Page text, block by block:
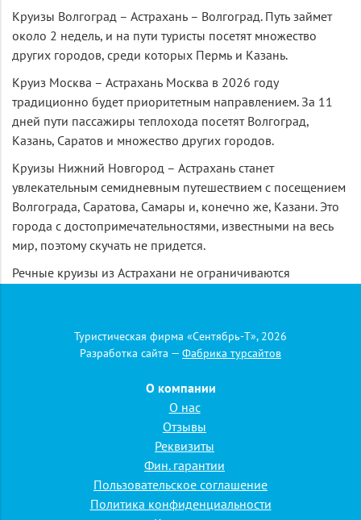
Круизы Волгоград – Астрахань – Волгоград. Путь займет
около 2 недель, и на пути туристы посетят множество
других городов, среди которых Пермь и Казань.
Круиз Москва – Астрахань Москва в 2026 году
традиционно будет приоритетным направлением. За 11
дней пути пассажиры теплохода посетят Волгоград,
Казань, Саратов и множество других городов.
Круизы Нижний Новгород – Астрахань станет
увлекательным семидневным путешествием с посещением
Волгограда, Саратова, Самары и, конечно же, Казани. Это
города с достопримечательностями, известными на весь
мир, поэтому скучать не придется.
Речные круизы из Астрахани не ограничиваются
популярностью пользуются круизы Казань – Астрахань.
Уточнить маршруты и расписание можно у оператора. У
понравившегося круиза.
Для поиска речных круизов выберите город отправления
и задайте нужные даты. Нажмите на кнопку "Искать".
Туристическая фирма «Сентябрь-Т»
Туристическая фирма «Сентябрь-Т», 2026
Разработка сайта — Фабрика турсайтов
О компании
О нас
Отзывы
Реквизиты
Фин. гарантии
Пользовательское соглашение
Политика конфиденциальности